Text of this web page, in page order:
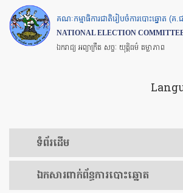
Skip
to
main
គណៈកម្មាធិការជាតិរៀបចំការបោះឆ្នោត (គ.
NATIONAL ELECTION
ឯករាជ្យ អព្យាក្រឹត សច្ចៈ យុត្តិធម៌ តម្លាភាព
ទំព័រ​ដើម
ឯកសារ​ពាក់ព័ន្ធ​ការ​បោះឆ្នោត